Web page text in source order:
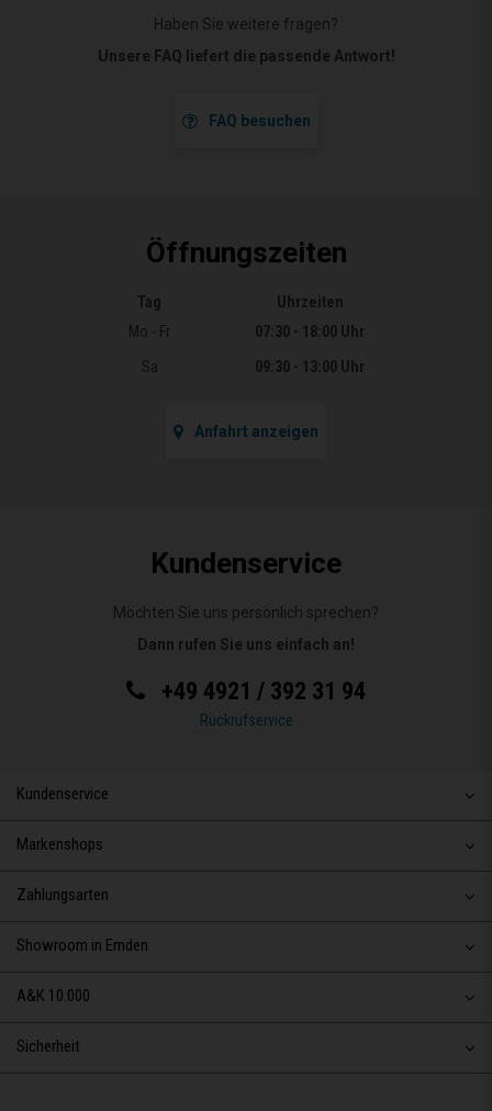
Haben Sie weitere fragen?
Unsere FAQ liefert die passende Antwort!
FAQ besuchen
Öffnungszeiten
Öffnungszeiten
Tag
Uhrzeiten
Mo - Fr
07:30 - 18:00 Uhr
Sa
09:30 - 13:00 Uhr
Anfahrt anzeigen
Kundenservice
Möchten Sie uns persönlich sprechen?
Dann rufen Sie uns einfach an!
+49 4921 / 392 31 94
Rückrufservice
Kundenservice
Markenshops
Zahlungsarten
Showroom in Emden
A&K 10.000
Sicherheit